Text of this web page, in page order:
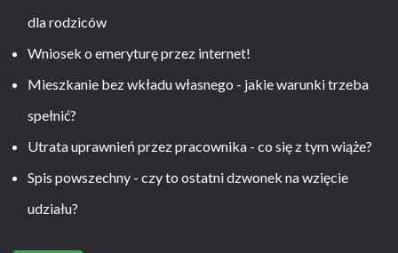
dla rodziców
Wniosek o emeryturę przez internet!
Mieszkanie bez wkładu własnego - jakie warunki trzeba
spełnić?
Utrata uprawnień przez pracownika - co się z tym wiąże?
Spis powszechny - czy to ostatni dzwonek na wzięcie
udziału?